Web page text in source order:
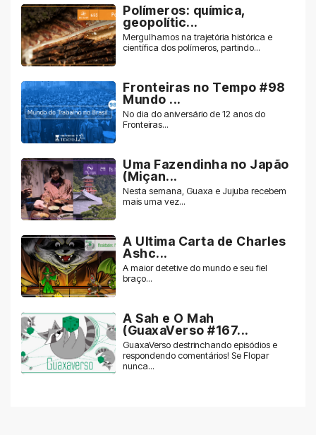
Polímeros: química,
geopolític...
Mergulhamos na trajetória histórica e
científica dos polímeros, partindo...
Fronteiras no Tempo #98
Mundo ...
No dia do aniversário de 12 anos do
Fronteiras...
Uma Fazendinha no Japão
(Miçan...
Nesta semana, Guaxa e Jujuba recebem
mais uma vez...
A Ultima Carta de Charles
Ashc...
A maior detetive do mundo e seu fiel
braço...
A Sah e O Mah
(GuaxaVerso #167...
GuaxaVerso destrinchando episódios e
respondendo comentários! Se Flopar
nunca...